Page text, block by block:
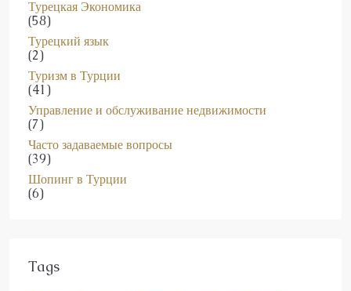
Турецкая Экономика
(58)
Турецкий язык
(2)
Туризм в Турции
(41)
Управление и обслуживание недвижимости
(7)
Часто задаваемые вопросы
(39)
Шопинг в Турции
(6)
Tags